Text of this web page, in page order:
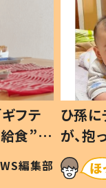
フテ
食”を
の親
編集部
ひ孫
が、
「涙が
い」